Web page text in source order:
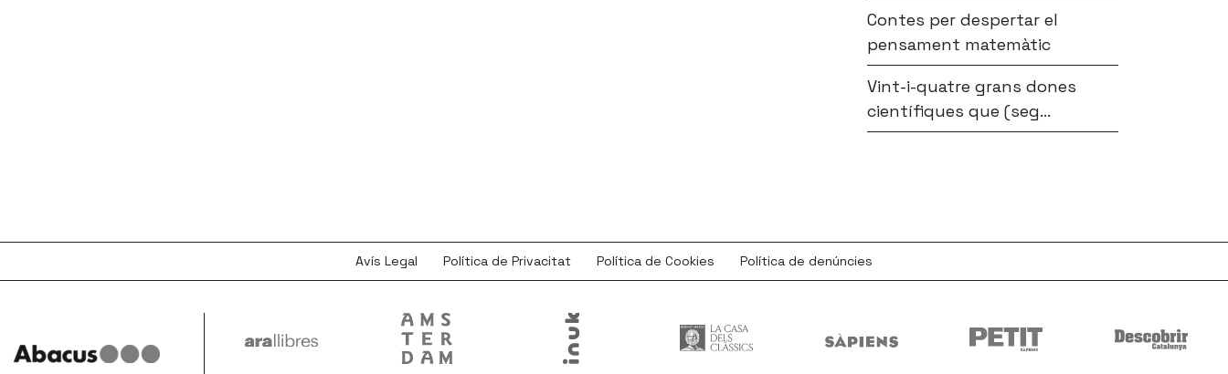
Contes per despertar el
pensament matemàtic
Vint-i-quatre grans dones
científiques que (seg...
Avís Legal Política de Privacitat Política de Cookies Política de denúncies